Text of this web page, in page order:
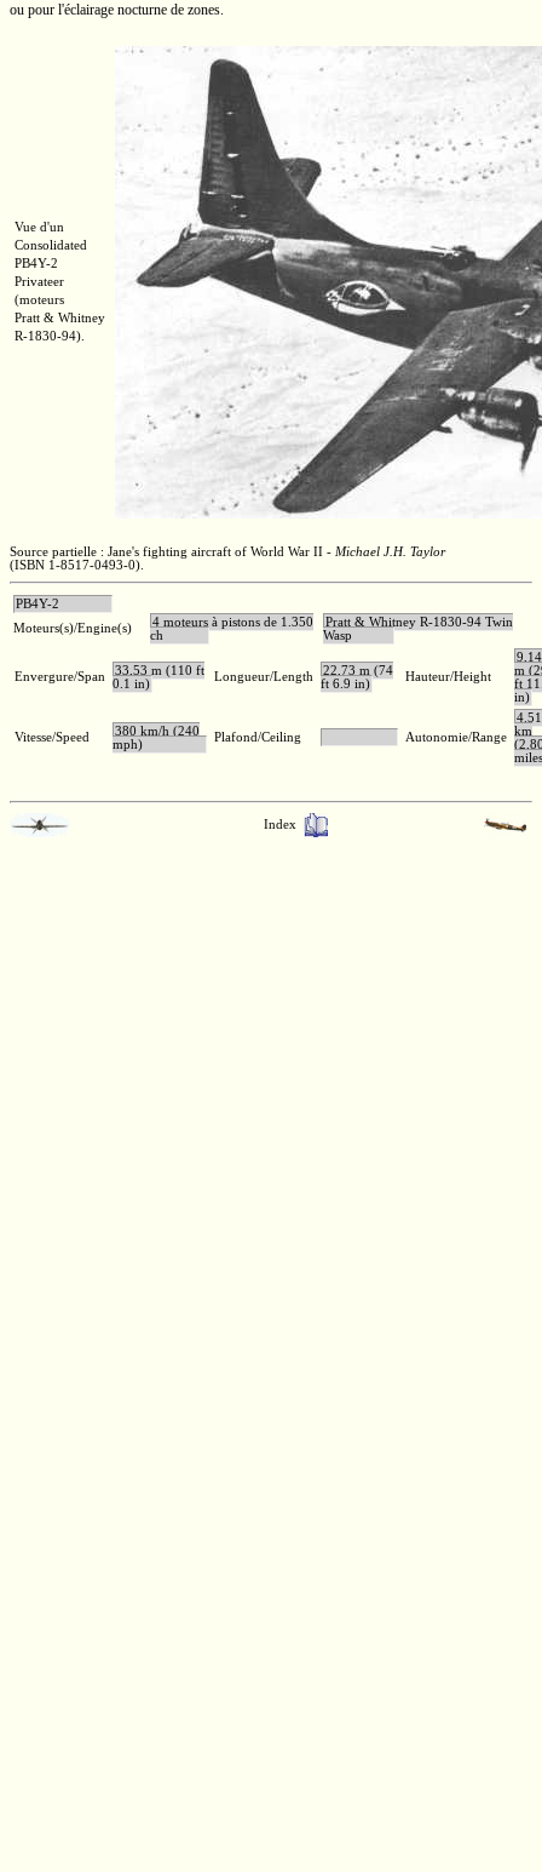
ou pour l'éclairage nocturne de zones.
Vue d'un
Consolidated
PB4Y-2
Privateer
(moteurs
Pratt & Whitney
R-1830-94).
Source partielle : Jane's fighting aircraft of World War II - Michael J.H. Taylor
(ISBN 1-8517-0493-0).
PB4Y-2
Moteurs(s)/Engine(s)
4 moteurs à pistons de 1.350
ch
Pratt & Whitney R-1830-94 Twin
Wasp
Envergure/Span
33,53 m (110 ft
0.1 in)
Longueur/Length
22,73 m (74
ft 6.9 in)
Hauteur/Height
9,14
m
ft
in)
Vitesse/Speed
380 km/h (240
mph)
Plafond/Ceiling Autonomie/Range km
Index